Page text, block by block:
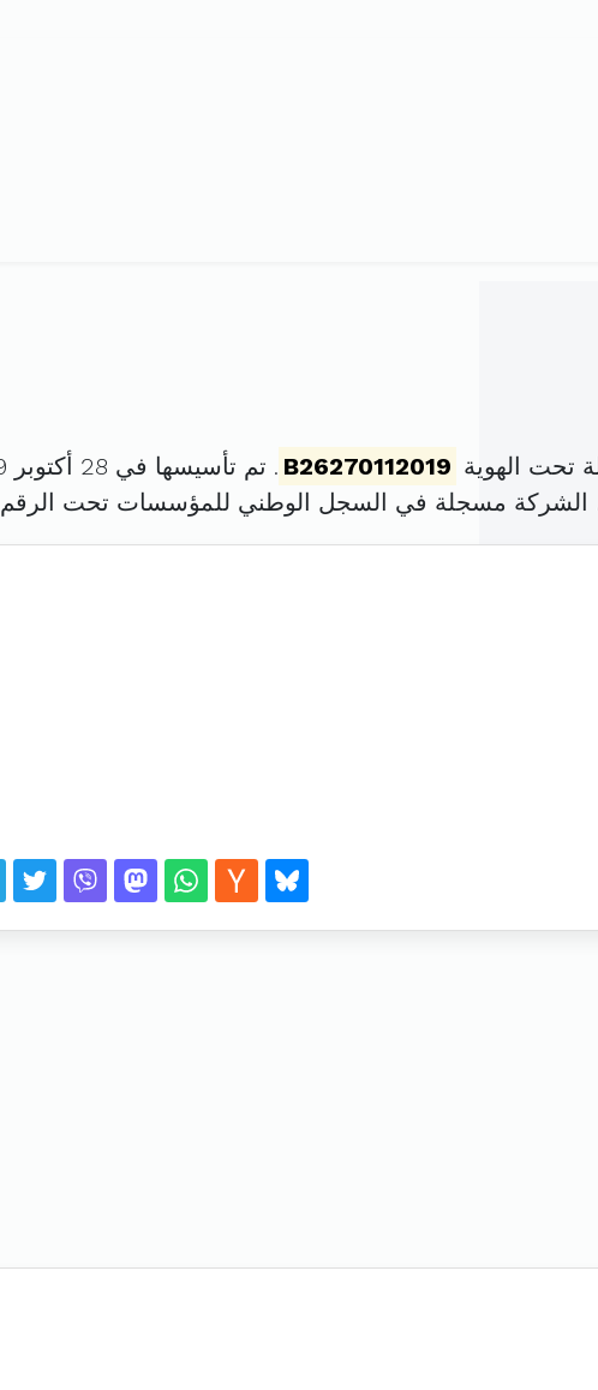
تحت الهوية B26270112019 . تم تأسيسها في 28 أكتوبر 2019 برأس مال قدره
الشركة مسجلة في السجل الوطني للمؤسسات تحت الرقم